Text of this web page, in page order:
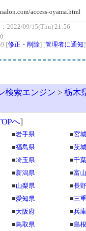
access-oyama.html
2022/09/15(Thu) 21:56
[修正・削除] [管理者に通知
検索エンジン > 栃木
へ]
■岩手県 ■宮
■福島県 ■茨
■埼玉県 ■千
■新潟県 ■富
■山梨県 ■長
■愛知県 ■三
■大阪府 ■兵
■鳥取県 ■島